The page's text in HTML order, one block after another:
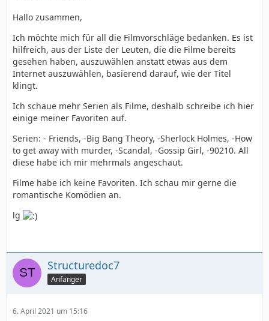
Hallo zusammen,
Ich möchte mich für all die Filmvorschläge bedanken. Es ist
hilfreich, aus der Liste der Leuten, die die Filme bereits
gesehen haben, auszuwählen anstatt etwas aus dem
Internet auszuwählen, basierend darauf, wie der Titel
klingt.
Ich schaue mehr Serien als Filme, deshalb schreibe ich hier
einige meiner Favoriten auf.
Serien: - Friends, -Big Bang Theory, -Sherlock Holmes, -How
to get away with murder, -Scandal, -Gossip Girl, -90210. All
diese habe ich mir mehrmals angeschaut.
Filme habe ich keine Favoriten. Ich schau mir gerne die
romantische Komödien an.
lg
Structuredoc7
Anfänger
6. April 2021 um 15:16